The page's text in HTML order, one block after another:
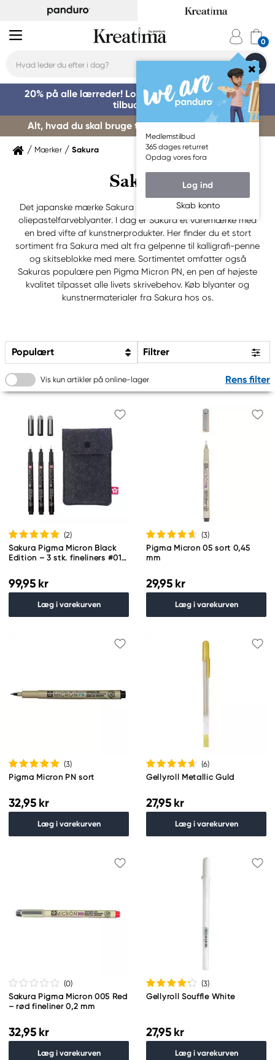
Medlemstilbud
365 dages returret
Opdag vores fora
Log ind
Skab konto
20% på alle lærreder! Log på for at benytte dig af
tilbuddet »
Alt, hvad du skal bruge til kursusstart – køb her »
Mærker Sakura
Sakura
Det japanske mærke Sakura begyndte i 1925 at producere
oliepastelfarveblyanter. I dag er Sakura et varemærke med
en bred vifte af kunstnerprodukter. Her finder du et stort
sortiment fra Sakura med alt fra gelpenne til kalligrafi-penne
og skitseblokke med mere. Sortimentet omfatter også
Sakuras populære pen Pigma Micron PN, en pen af højeste
kvalitet tilpasset alle livets skrivebehov. Køb blyanter og
kunstnermaterialer fra Sakura hos os.
Populært Filtrer
Vis kun artikler på online-lager Rens filter
(2)
Sakura Pigma Micron Black
Edition – 3 stk. fineliners #01,
99,95 kr
Læg i varekurven
(3)
Pigma Micron 05 sort 0,45
mm
29,95 kr
Læg i varekurven
(3)
Pigma Micron PN sort
32,95 kr
Læg i varekurven
(6)
Gellyroll Metallic Guld
27,95 kr
Læg i varekurven
(0)
Sakura Pigma Micron 005 Red
– rød fineliner 0,2 mm
32,95 kr
Læg i varekurven
(3)
Gellyroll Souffle White
27,95 kr
Læg i varekurven